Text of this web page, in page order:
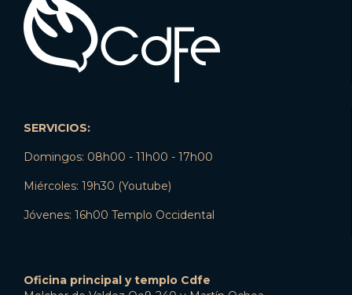
SERVICIOS:
Domingos: 08h00 - 11h00 - 17h00
Miércoles: 19h30 (Youtube)
Jóvenes: 16h00 Templo Occidental
Oficina principal y templo Cdfe